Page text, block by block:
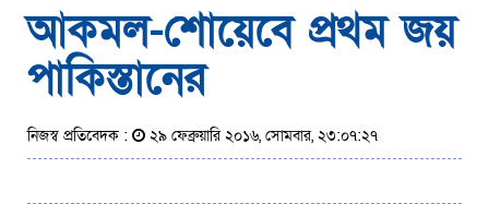
আকমল-শোয়েবে প্রথম জয়
পাকিস্তানের
নিজস্ব প্রতিবেদক : ২৯ ফেব্রুয়ারি ২০১৬, সোমবার, ২৩:০৭:২৭